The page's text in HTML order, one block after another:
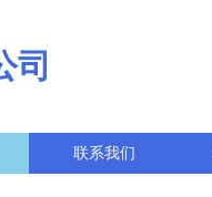
司
联系我们